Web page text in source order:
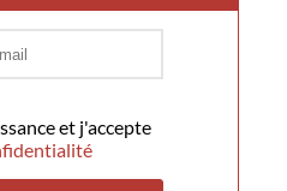
et j'accepte